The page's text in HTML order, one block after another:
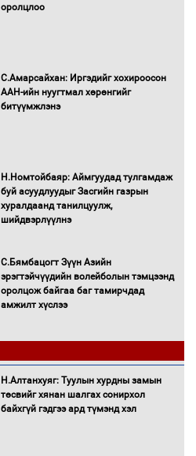
оролцлоо
С.Амарсайхан: Иргэдийг хохироосон
ААН-ийн нуугтмал хөрөнгийг
битүүмжлэнэ
Н.Номтойбаяр: Аймгуудад тулгамдаж
буй асуудлуудыг Засгийн газрын
хуралдаанд танилцуулж,
шийдвэрлүүлнэ
С.Бямбацогт Зүүн Азийн
эрэгтэйчүүдийн волейболын тэмцээнд
оролцож байгаа баг тамирчдад
амжилт хүслээ
Автобензин, дизель түлшний онцгой
албан татварыг тэглэлээ
Н.Алтанхуяг: Туулын хурдны замын
төсвийг хянан шалгах сонирхол
байхгүй гэдгээ ард түмэнд хэл